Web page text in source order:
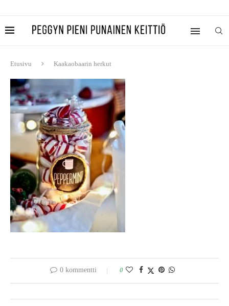
Etusivu Kaakaobaarin herkut
0 kommentti 0